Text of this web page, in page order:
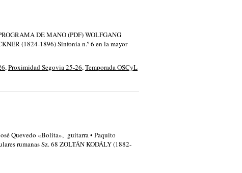
DE MANO (PDF) WOLFGANG
(1824-1896) Sinfonía n.º 6 en la mayor
, Proximidad Segovia 25-26, Temporada OSCyL
Quevedo «Bolita», guitarra • Paquito
rumanas Sz. 68 ZOLTÁN KODÁLY (1882-